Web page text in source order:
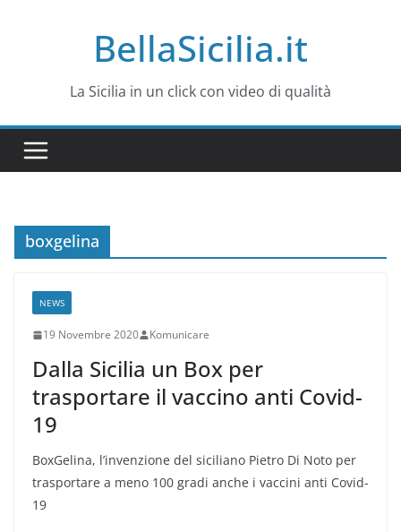
BellaSicilia.it
La Sicilia in un click con video di qualità
boxgelina
NEWS
19 Novembre 2020 Komunicare
Dalla Sicilia un Box per
trasportare il vaccino anti Covid-
19
BoxGelina, l’invenzione del siciliano Pietro Di Noto per
trasportare a meno 100 gradi anche i vaccini anti Covid-
19